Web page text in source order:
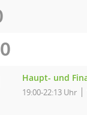
Haupt- und
19:00-22:13 Uhr